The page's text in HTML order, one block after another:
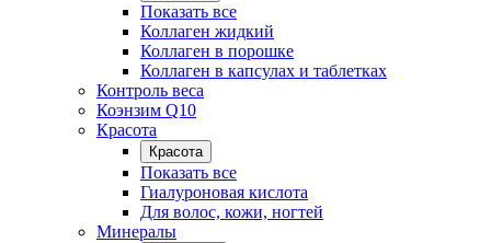
Показать все
Коллаген жидкий
Коллаген в порошке
Коллаген в капсулах и таблетках
Контроль веса
Коэнзим Q10
Красота
Красота
Показать все
Гиалуроновая кислота
Для волос, кожи, ногтей
Минералы